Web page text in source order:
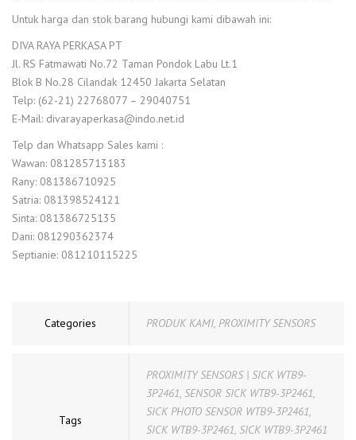
Untuk harga dan stok barang hubungi kami dibawah ini:
DIVA RAYA PERKASA PT
Jl. RS Fatmawati No.72 Taman Pondok Labu Lt.1
Blok B No.28 Cilandak 12450 Jakarta Selatan
Telp: (62-21) 22768077 – 29040751
E-Mail: divarayaperkasa@indo.net.id
Telp dan Whatsapp Sales kami :
Wawan: 081285713183
Rany: 081386710925
Satria: 081398524121
Sinta: 081386725135
Dani: 081290362374
Septianie: 081210115225
Categories PRODUK KAMI, PROXIMITY SENSORS
Tags
PROXIMITY SENSORS | SICK WTB9-
3P2461, SENSOR SICK WTB9-3P2461,
SICK PHOTO SENSOR WTB9-3P2461,
SICK WTB9-3P2461, SICK WTB9-3P2461